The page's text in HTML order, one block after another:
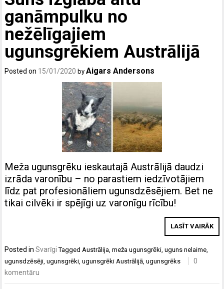
ganāmpulku no
nežēlīgajiem
ugunsgrēkiem Austrālijā
Posted on 15/01/2020 byAigars Andersons
Meža ugunsgrēku ieskautajā Austrālijā daudzi
izrāda varonību – no parastiem iedzīvotājiem
līdz pat profesionāliem ugunsdzēsējiem. Bet ne
tikai cilvēki ir spējīgi uz varonīgu rīcību!
LASĪT VAIRĀK
Posted inSvarīgi TaggedAustrālija,meža ugunsgrēki,uguns nelaime,
ugunsdzēsēji,ugunsgrēki,ugunsgrēki Austrālijā,ugunsgrēks
0
komentāru